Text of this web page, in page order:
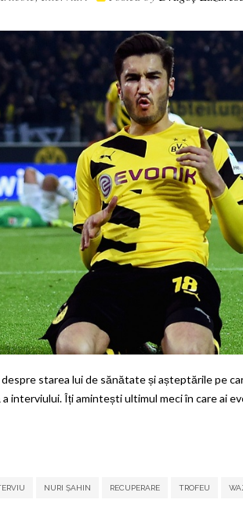
starea lui de sănătate și așteptările pe
interviului. Îți amintești ultimul meci în care ai
NURI ȘAHIN RECUPERARE TROFEU